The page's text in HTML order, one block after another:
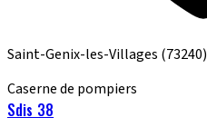
Saint-Genix-les-Villages (73240)
Caserne de pompiers
Sdis 38